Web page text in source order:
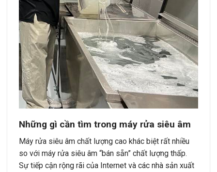
Những gì cần tìm trong máy rửa siêu âm
Máy rửa siêu âm chất lượng cao khác biệt rất nhiều
so với máy rửa siêu âm “bán sẵn” chất lượng thấp.
Sự tiếp cận rộng rãi của Internet và các nhà sản xuất